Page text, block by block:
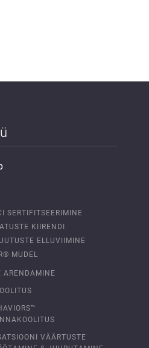
SERTIFITSEERIMINE
KIIRENDI
ELLUVIIMINE
MUDEL
ARENDAMINE
VÄÄRTUSTE